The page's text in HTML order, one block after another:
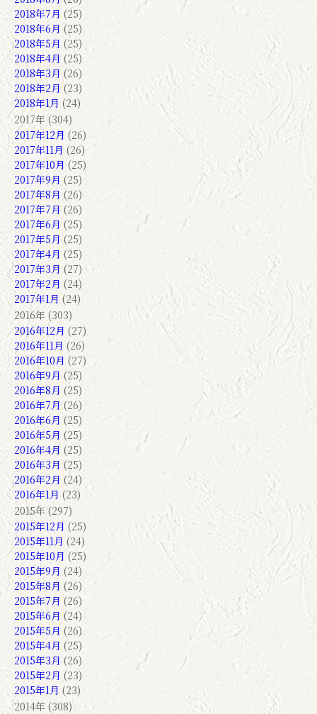
2018年7月 (25)
2018年6月 (25)
2018年5月 (25)
2018年4月 (25)
2018年3月 (26)
2018年2月 (23)
2018年1月 (24)
2017年 (304)
2017年12月 (26)
2017年11月 (26)
2017年10月(25)
2017年9月 (25)
2017年8月 (26)
2017年7月 (26)
2017年6月 (25)
2017年5月 (25)
2017年4月 (25)
2017年3月 (27)
2017年2月 (24)
2017年1月 (24)
2016年 (303)
2016年12月 (27)
2016年11月 (26)
2016年10月 (27)
2016年9月 (25)
2016年8月 (25)
2016年7月 (26)
2016年6月 (25)
2016年5月 (25)
2016年4月 (25)
2016年3月 (25)
2016年2月 (24)
2016年1月 (23)
2015年 (297)
2015年12月 (25)
2015年11月 (24)
2015年10月 (25)
2015年9月 (24)
2015年8月 (26)
2015年7月 (26)
2015年6月 (24)
2015年5月 (26)
2015年4月 (25)
2015年3月 (26)
2015年2月 (23)
2015年1月 (23)
2014年 (308)